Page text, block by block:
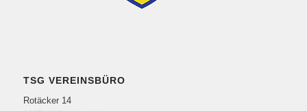
TSG VEREINSBÜRO
Rotäcker 14